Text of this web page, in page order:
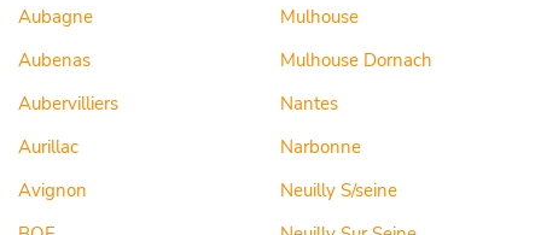
Aubagne
Aubenas
Aubervilliers
Aurillac
Avignon
Mulhouse
Mulhouse Dornach
Nantes
Narbonne
Neuilly S/seine